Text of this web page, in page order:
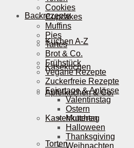
Backrezepte
Kuchen A-Z
Käsekuchen
Apfelkuchen & Co.
Kastenkuchen
Torten
Cookies
Cupcakes
Muffins
Pies
Tartes
Brot & Co.
Frühstück
Vegane Rezepte
Zuckerfreie Rezepte
Feiertage & Anlässe
Valentinstag
Ostern
Muttertag
Halloween
Thanksgiving
Weihnachten